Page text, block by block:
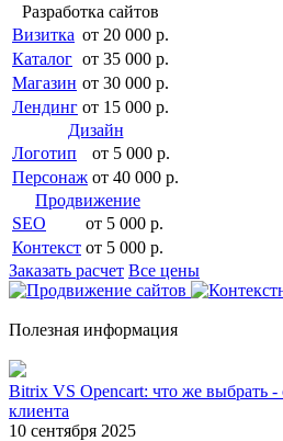
Разработка сайтов
Визитка от 20 000 р.
Каталог от 35 000 р.
Магазин от 30 000 р.
Лендинг от 15 000 р.
Дизайн
Логотип
от 5 000 р.
Персонаж от 40 000 р.
Продвижение
SEO
от 5 000 р.
Контекст от 5 000 р.
Заказать расчет Все цены
Полезная информация
Bitrix VS Opencart: что же выбрать -
клиента
10 сентября 2025